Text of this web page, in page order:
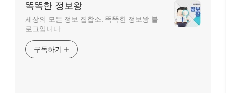
똑똑한 정보왕
세상의 모든 정보 집합소. 똑똑한 정보왕 블
로그입니다.
구독하기